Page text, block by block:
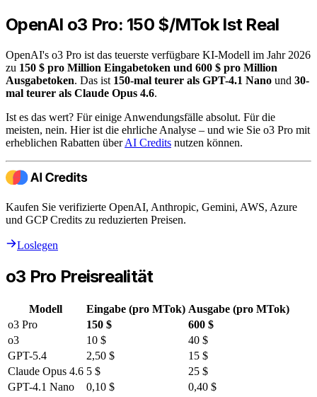
OpenAI o3 Pro: 150 $/MTok Ist Real
OpenAI's o3 Pro ist das teuerste verfügbare KI-Modell im Jahr 2026
zu 150 $ pro Million Eingabetoken und 600 $ pro Million
Ausgabetoken. Das ist 150-mal teurer als GPT-4.1 Nano und 30-
mal teurer als Claude Opus 4.6.
Ist es das wert? Für einige Anwendungsfälle absolut. Für die
meisten, nein. Hier ist die ehrliche Analyse – und wie Sie o3 Pro mit
erheblichen Rabatten überAI Credits nutzen können.
Kaufen Sie verifizierte OpenAI, Anthropic, Gemini, AWS, Azure
und GCP Credits zu reduzierten Preisen.
Loslegen
o3 Pro Preisrealität
Modell Eingabe (pro MTok) Ausgabe (pro MTok)
o3 Pro
150 $
600 $
o3
10 $
40 $
GPT-5.4
2,50 $
15 $
Claude Opus 4.6 5 $
25 $
GPT-4.1 Nano
0,10 $ 0,40 $